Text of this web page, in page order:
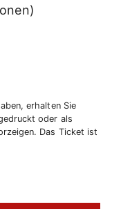
erhalten Sie
oder als
Das Ticket ist